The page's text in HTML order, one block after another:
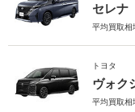
セレナ
平均買取相
トヨタ
ヴォク
平均買取相